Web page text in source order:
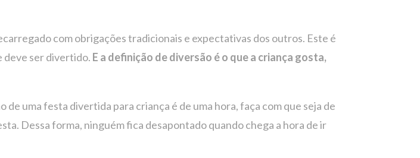
com obrigações tradicionais e expectativas dos outros. Este é
deve ser divertido. E a definição de diversão é o que a criança gosta,
uma festa divertida para criança é de uma hora, faça com que seja de
Dessa forma, ninguém fica desapontado quando chega a hora de ir